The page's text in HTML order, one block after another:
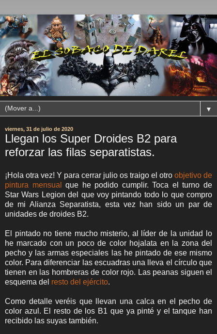
▼
viernes, 31 de julio de 2020
Llegan los Super Droides B2 para
reforzar las filas separatistas.
¡Hola otra vez! Y para cerrar julio os traigo el otro objetivo de
pintura mensual
que he podido cumplir. Toca el turno de
Star Wars Legion del que voy pintando todo lo que compro
de mi Alianza Separatista, esta vez han sido un par de
unidades de droides B2.
El pintado no tiene mucho misterio, al líder de la unidad lo
he marcado con un poco de color hojalata en la zona del
pecho y las armas especiales las he pintado de ese mismo
color. Para diferenciar las escuadras una lleva el círculo que
tienen en las hombreras de color rojo. Las peanas siguen el
esquema del resto del ejército.
Como detalle veréis que llevan una calca en el pecho de
color azul. El resto de los B1 que ya pinté y el tanque han
recibido las suyas también.